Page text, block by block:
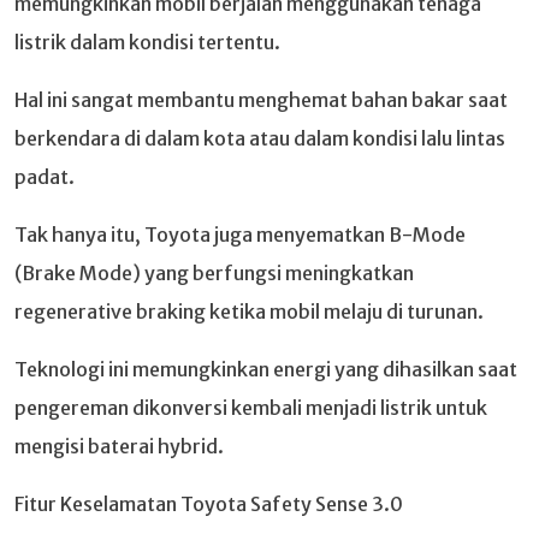
listrik dalam kondisi tertentu.
Hal ini sangat membantu menghemat bahan bakar saat
berkendara di dalam kota atau dalam kondisi lalu lintas
padat.
Tak hanya itu, Toyota juga menyematkan B-Mode
(Brake Mode) yang berfungsi meningkatkan
regenerative braking ketika mobil melaju di turunan.
Teknologi ini memungkinkan energi yang dihasilkan saat
pengereman dikonversi kembali menjadi listrik untuk
mengisi baterai hybrid.
Fitur Keselamatan Toyota Safety Sense 3.0